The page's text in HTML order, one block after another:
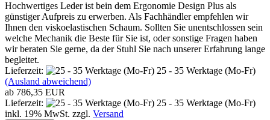
Hochwertiges Leder ist bein dem Ergonomie Design Plus als
günstiger Aufpreis zu erwerben. Als Fachhändler empfehlen wir
Ihnen den viskoelastischen Schaum. Sollten Sie unentschlossen sein
welche Mechanik die Beste für Sie ist, oder sonstige Fragen haben
wir beraten Sie gerne, da der Stuhl Sie nach unserer Erfahrung lange
begleitet.
Lieferzeit:
25 - 35 Werktage (Mo-Fr)
(Ausland abweichend)
ab 786,35 EUR
Lieferzeit:
25 - 35 Werktage (Mo-Fr)
inkl. 19% MwSt. zzgl. Versand